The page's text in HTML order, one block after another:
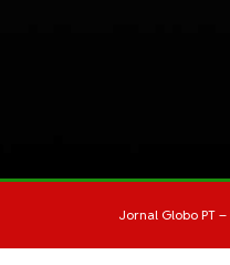
Jornal Globo PT –